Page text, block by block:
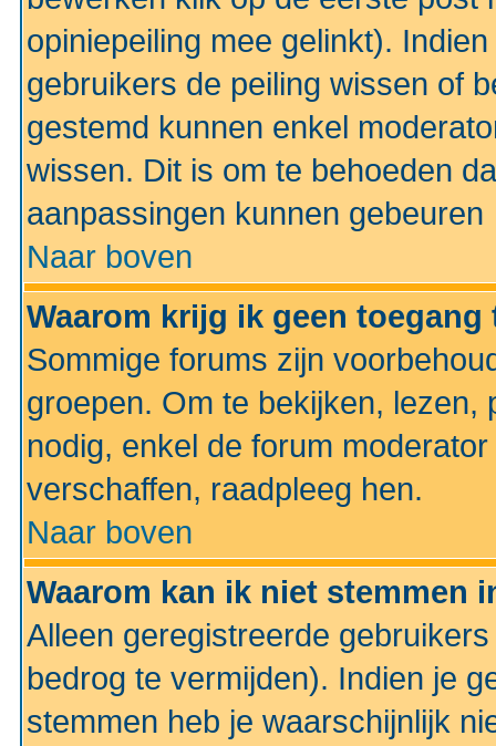
opiniepeiling mee gelinkt).
gebruikers de peiling wissen of
gestemd kunnen enkel
wissen. Dit is om te behoeden
aanpassingen kunnen gebeuren
Naar boven
Waarom krijg ik geen
Sommige forums zijn
groepen. Om te bekijken, lezen,
nodig, enkel de forum
verschaffen, raadpleeg hen.
Naar boven
Waarom kan ik niet stemmen
Alleen geregistreerde
bedrog te vermijden). Indien je
stemmen heb je waarschijnlijk